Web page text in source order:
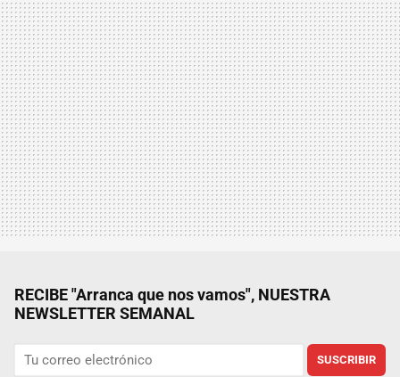
RECIBE "Arranca que nos vamos", NUESTRA
NEWSLETTER SEMANAL
SUSCRIBIR